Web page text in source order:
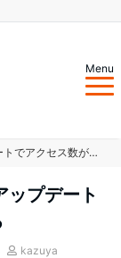
Menu
【対応メモ】WordPressテーマアップデートでアクセス数が取得できなくなる
ップデート
kazuya